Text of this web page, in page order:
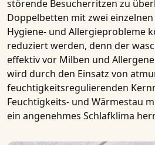
störende Besucherritzen zu
Doppelbetten mit zwei
Hygiene- und Allergieprobleme
reduziert werden, denn der
effektiv vor Milben und
wird durch den Einsatz von
feuchtigkeitsregulierenden
Feuchtigkeits- und Wärmestau
ein angenehmes Schlafklima